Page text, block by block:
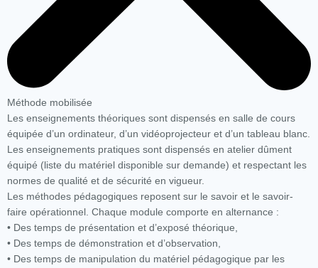
Méthode mobilisée
Les enseignements théoriques sont dispensés en salle de cours
équipée d’un ordinateur, d’un vidéoprojecteur et d’un tableau blanc.
Les enseignements pratiques sont dispensés en atelier dûment
équipé (liste du matériel disponible sur demande) et respectant les
normes de qualité et de sécurité en vigueur.
Les méthodes pédagogiques reposent sur le savoir et le savoir-
faire opérationnel. Chaque module comporte en alternance :
• Des temps de présentation et d’exposé théorique,
• Des temps de démonstration et d’observation,
• Des temps de manipulation du matériel pédagogique par les